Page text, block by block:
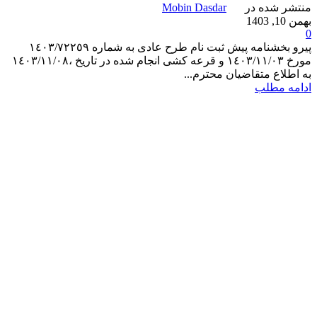
منتشر شده در
Mobin Dasdar
بهمن 10, 1403
0
پیرو بخشنامه پیش ثبت نام طرح عادی به شماره ١٤٠٣/٧٢٢٥٩
مورخ ١٤٠٣/١١/٠٣ و قرعه کشی انجام شده در تاریخ ،١٤٠٣/١١/٠٨
به اطلاع متقاضیان محترم...
ادامه مطلب